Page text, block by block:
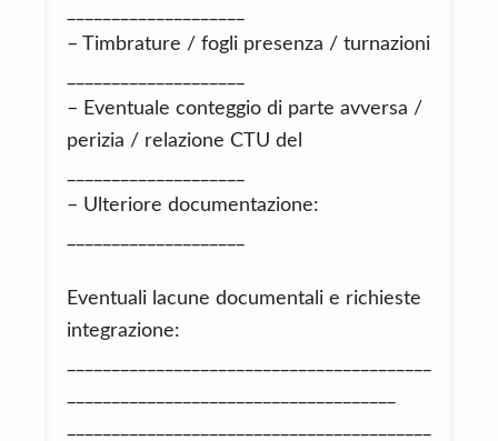
– Timbrature / fogli presenza / turnazioni
– Eventuale conteggio di parte avversa /
perizia / relazione CTU del
– Ulteriore documentazione:
Eventuali lacune documentali e richieste
integrazione: